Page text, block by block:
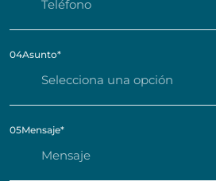
04Asunto*
05Mensaje*